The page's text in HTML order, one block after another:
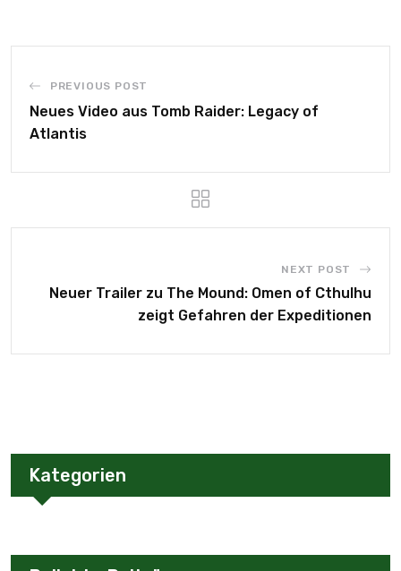
PREVIOUS POST
Neues Video aus Tomb Raider: Legacy of
Atlantis
NEXT POST
Neuer Trailer zu The Mound: Omen of Cthulhu
zeigt Gefahren der Expeditionen
Kategorien